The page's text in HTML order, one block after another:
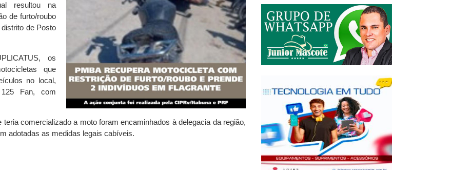
resultou na
de furto/roubo
de Posto
os
que
no local,
125 Fan, com
comercializado a moto foram encaminhados à delegacia da região,
adotadas as medidas legais cabíveis.